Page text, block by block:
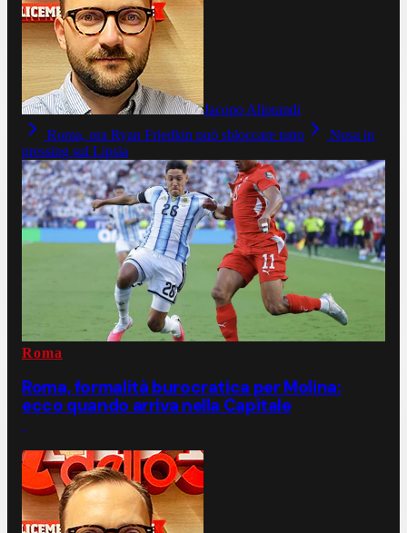
Jacopo Aliprandi
Roma, ora Ryan Friedkin può sbloccare tutto
Nusa in
pressing sul Lipsia
Roma
Roma, formalità burocratica per Molina:
ecco quando arriva nella Capitale